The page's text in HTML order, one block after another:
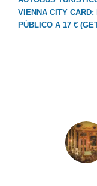
VIENNA CITY CARD:
PÚBLICO A 17 €